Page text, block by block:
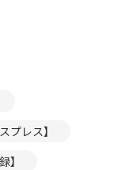
プレス】
】